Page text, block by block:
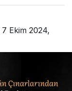
7 Ekim 2024,